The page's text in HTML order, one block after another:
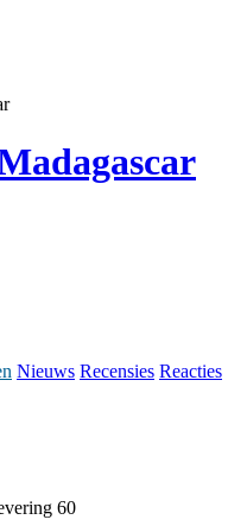
Nieuws Recensies Reacties
60